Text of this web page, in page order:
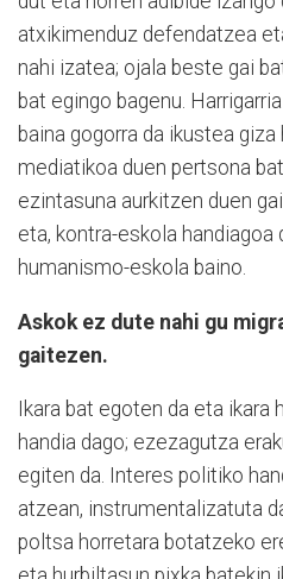
atxikimenduz defendatzea
nahi izatea; ojala beste gai
bat egingo bagenu.
baina gogorra da ikustea
mediatikoa duen pertsona
ezintasuna aurkitzen duen
eta, kontra-eskola handiagoa
humanismo-eskola baino.
Askok ez dute nahi gu
gaitezen.
Ikara bat egoten da eta
handia dago; ezezagutza
egiten da. Interes politiko
atzean, instrumentalizatuta
poltsa horretara botatzeko